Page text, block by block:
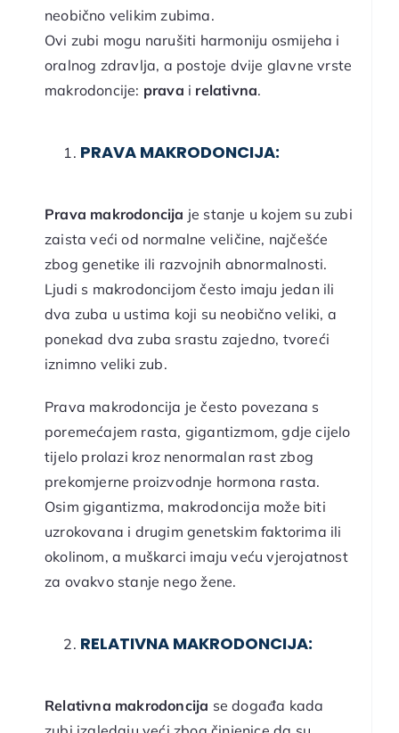
neobično velikim zubima.
Ovi zubi mogu narušiti harmoniju osmijeha i
oralnog zdravlja, a postoje dvije glavne vrste
makrodoncije: prava i relativna.
PRAVA MAKRODONCIJA:
Prava makrodoncija je stanje u kojem su zubi
zaista veći od normalne veličine, najčešće
zbog genetike ili razvojnih abnormalnosti.
Ljudi s makrodoncijom često imaju jedan ili
dva zuba u ustima koji su neobično veliki, a
ponekad dva zuba srastu zajedno, tvoreći
iznimno veliki zub.
Prava makrodoncija je često povezana s
poremećajem rasta, gigantizmom, gdje cijelo
tijelo prolazi kroz nenormalan rast zbog
prekomjerne proizvodnje hormona rasta.
Osim gigantizma, makrodoncija može biti
uzrokovana i drugim genetskim faktorima ili
okolinom, a muškarci imaju veću vjerojatnost
za ovakvo stanje nego žene.
RELATIVNA MAKRODONCIJA:
Relativna makrodoncija se događa kada